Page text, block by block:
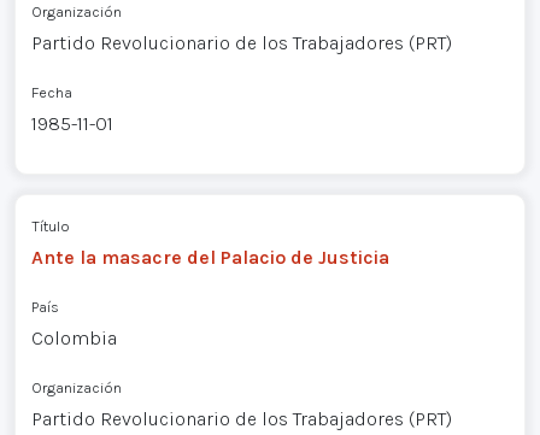
Organización
Partido Revolucionario de los Trabajadores (PRT)
Fecha
1985-11-01
Título
Ante la masacre del Palacio de Justicia
País
Colombia
Organización
Partido Revolucionario de los Trabajadores (PRT)